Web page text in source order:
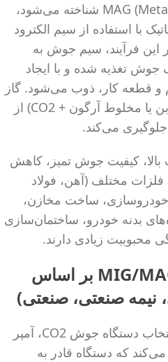
Gas) و جوش MAG (Metal Active Gas) شناخته می‌شود،
با استفاده از سیم الکترود
فرآیند، سیم جوش به
تغذیه شده و با ایجاد
قطعه کار، ذوب می‌شود. گاز
محافظ (معمولاً دی‌اکسید کربن یا مخلوط آرگون + CO2) از
می‌کند.
کیفیت جوش تمیز، کاهش
مختلف (آهن، فولاد
خودروسازی، ساخت مخازن،
بدنه خودرو، ساختمان‌سازی
محبوبیت زیادی دارند.
انواع دستگاه جوش MIG/MAG بر اساس
نیمه صنعتی، صنعتی)
یکی از مهم‌ترین معیارهای انتخاب دستگاه جوش CO2، آمپر
که دستگاه قادر به